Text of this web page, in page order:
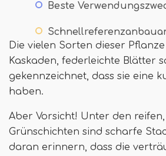
Beste
Die vielen Sorten dieser
Kaskaden, federleichte Blätter
gekennzeichnet, dass sie eine
haben.
Aber Vorsicht! Unter den
Grünschichten sind scharfe
daran erinnern, dass die